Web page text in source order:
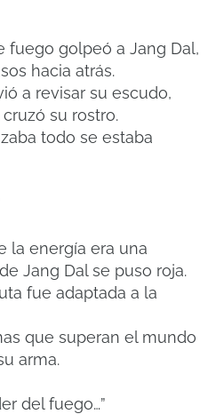
fuego golpeó a Jang Dal,
hacia atrás.
a revisar su escudo,
su rostro.
todo se estaba
la energía era una
Jang Dal se puso roja.
fue adaptada a la
que superan el mundo
arma.
del fuego…”